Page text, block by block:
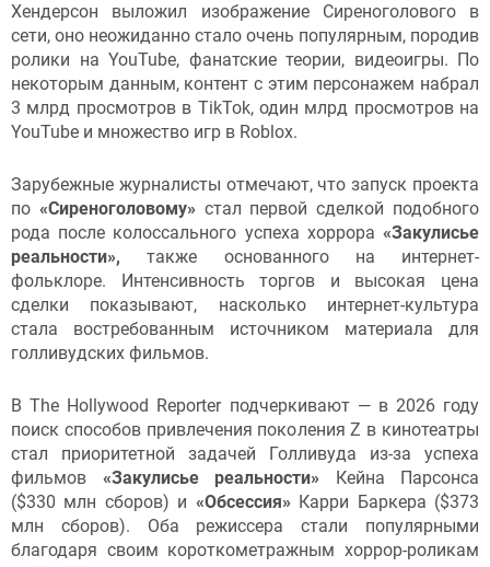
Хендерсон выложил изображение Сиреноголового в
сети, оно неожиданно стало очень популярным, породив
ролики на YouTube, фанатские теории, видеоигры. По
некоторым данным, контент с этим персонажем набрал
3 млрд просмотров в TikTok, один млрд просмотров на
YouTube и множество игр в Roblox.
Зарубежные журналисты отмечают, что запуск проекта
по «Сиреноголовому» стал первой сделкой подобного
рода после колоссального успеха хоррора «Закулисье
реальности», также основанного на интернет-
фольклоре. Интенсивность торгов и высокая цена
сделки показывают, насколько интернет-культура
стала востребованным источником материала для
голливудских фильмов.
В The Hollywood Reporter подчеркивают — в 2026 году
поиск способов привлечения поколения Z в кинотеатры
стал приоритетной задачей Голливуда из-за успеха
фильмов «Закулисье реальности» Кейна Парсонса
($330 млн сборов) и «Обсессия» Карри Баркера ($373
млн сборов). Оба режиссера стали популярными
благодаря своим короткометражным хоррор-роликам